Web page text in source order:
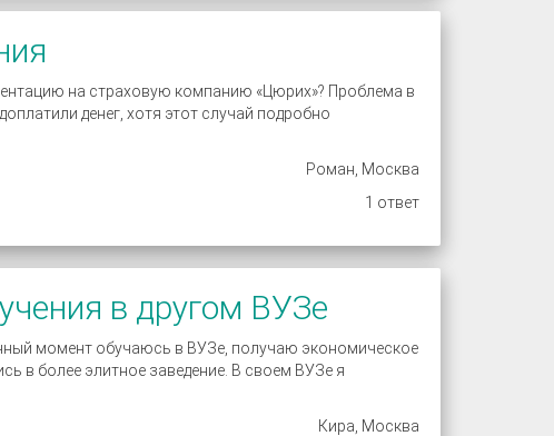
на страховую компанию «Цюрих»? Проблема в
денег, хотя этот случай подробно
Роман, Москва
1 ответ
в другом ВУЗе
момент обучаюсь в ВУЗе, получаю экономическое
в более элитное заведение. В своем ВУЗе я
Кира, Москва